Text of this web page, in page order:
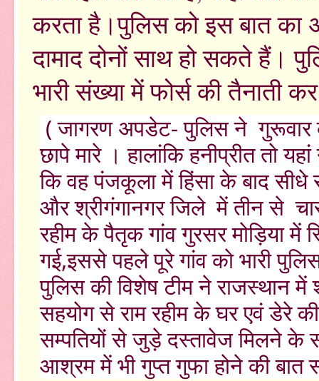
करता है।पुलिस को इस बात का
दामाद दोनों साथ हो सकते हैं।
भारी संख्या में फोर्स की तैनाती
( जागरण अपडेट- पुलिस ने गुरूवार
छापे मारे । हालांकि हनीप्रीत तो
कि वह पंजकूला में हिंसा के बाद
और श्रीगंगानगर जिले में तीन से
रहीम के पैतृक गांव गुरसर मोड़िया
गई,इससे पहले पूरे गांव को भारी
पुलिस की विशेष टीम ने राजस्थान
सहयोग से राम रहीम के घर एवं डेरे
सम्पतियों से जुड़े दस्तावेज मिलने के
आश्रम में भी गुप्त गुफा होने की